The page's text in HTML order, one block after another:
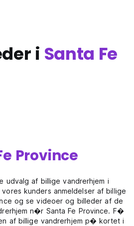
i Santa Fe
Province
udvalg af billige vandrerhjem i
kunders anmeldelser af billige
og se videoer og billeder af de
n�r Santa Fe Province. F�
af billige vandrerhjem p� kortet i